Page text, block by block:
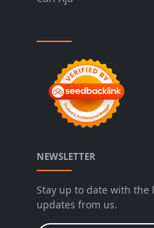
NEWSLETTER
Stay up to date with
updates from us.